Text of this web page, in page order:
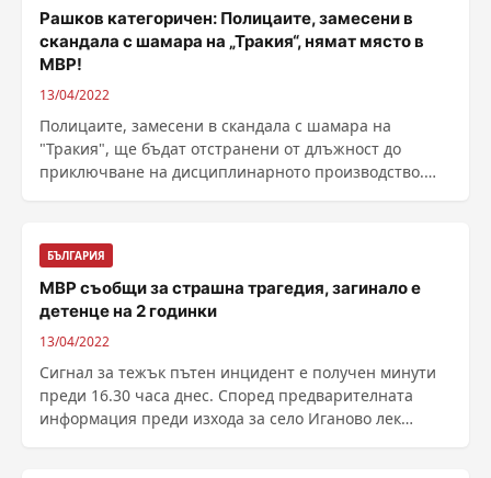
Рашков категоричен: Полицаите, замесени в
скандала с шамара на „Тракия“, нямат място в
МВР!
13/04/2022
Полицаите, замесени в скандала с шамара на
"Тракия", ще бъдат отстранени от длъжност до
приключване на дисциплинарното производство.
БЪЛГАРИЯ
МВР съобщи за страшна трагедия, загинало е
детенце на 2 годинки
13/04/2022
Сигнал за тежък пътен инцидент е получен минути
преди 16.30 часа днес. Според предварителната
информация преди изхода за село Иганово лек